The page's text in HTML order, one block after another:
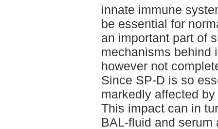
innate immune
be essential for
an important part of
mechanisms behind
however not
Since SP-D is so
markedly affected
This impact can in
BAL-fluid and